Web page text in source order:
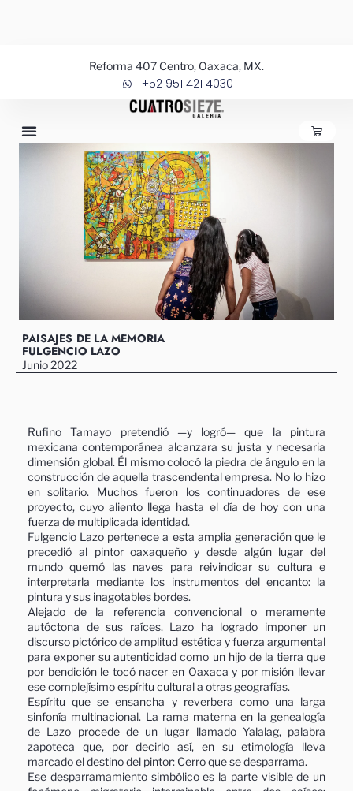
Reforma 407 Centro, Oaxaca, MX.
+52 951 421 4030
PAISAJES DE LA MEMORIA
FULGENCIO LAZO
Junio 2022
Rufino Tamayo pretendió —y logró— que la pintura
mexicana contemporánea alcanzara su justa y necesaria
dimensión global. Él mismo colocó la piedra de ángulo en la
construcción de aquella trascendental empresa. No lo hizo
en solitario. Muchos fueron los continuadores de ese
proyecto, cuyo aliento llega hasta el día de hoy con una
fuerza de multiplicada identidad.
Fulgencio Lazo pertenece a esta amplia generación que le
precedió al pintor oaxaqueño y desde algún lugar del
mundo quemó las naves para reivindicar su cultura e
interpretarla mediante los instrumentos del encanto: la
pintura y sus inagotables bordes.
Alejado de la referencia convencional o meramente
autóctona de sus raíces, Lazo ha logrado imponer un
discurso pictórico de amplitud estética y fuerza argumental
para exponer su autenticidad como un hijo de la tierra que
por bendición le tocó nacer en Oaxaca y por misión llevar
ese complejísimo espíritu cultural a otras geografías.
Espíritu que se ensancha y reverbera como una larga
sinfonía multinacional. La rama materna en la genealogía
de Lazo procede de un lugar llamado Yalalag, palabra
zapoteca que, por decirlo así, en su etimología lleva
marcado el destino del pintor: Cerro que se desparrama.
Ese desparramamiento simbólico es la parte visible de un